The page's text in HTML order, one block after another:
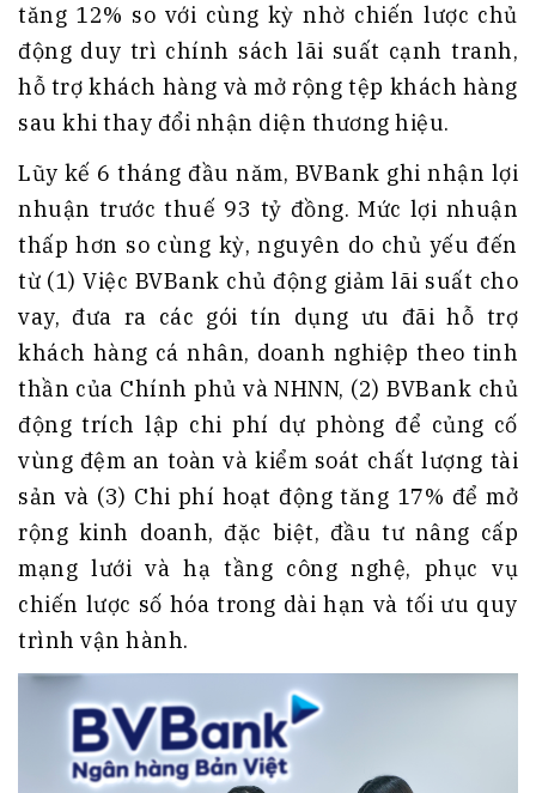
tăng 12% so với cùng kỳ nhờ chiến lược chủ
động duy trì chính sách lãi suất cạnh tranh,
hỗ trợ khách hàng và mở rộng tệp khách hàng
sau khi thay đổi nhận diện thương hiệu.
Lũy kế 6 tháng đầu năm, BVBank ghi nhận lợi
nhuận trước thuế 93 tỷ đồng. Mức lợi nhuận
thấp hơn so cùng kỳ, nguyên do chủ yếu đến
từ (1) Việc BVBank chủ động giảm lãi suất cho
vay, đưa ra các gói tín dụng ưu đãi hỗ trợ
khách hàng cá nhân, doanh nghiệp theo tinh
thần của Chính phủ và NHNN, (2) BVBank chủ
động trích lập chi phí dự phòng để củng cố
vùng đệm an toàn và kiểm soát chất lượng tài
sản và (3) Chi phí hoạt động tăng 17% để mở
rộng kinh doanh, đặc biệt, đầu tư nâng cấp
mạng lưới và hạ tầng công nghệ, phục vụ
chiến lược số hóa trong dài hạn và tối ưu quy
trình vận hành.